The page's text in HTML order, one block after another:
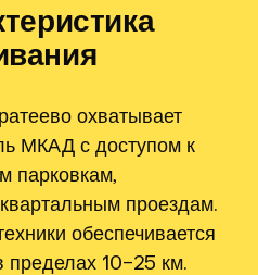
охватывает
МКАД с доступом к
парковкам,
проездам.
обеспечивается
пределах 10–25 км.